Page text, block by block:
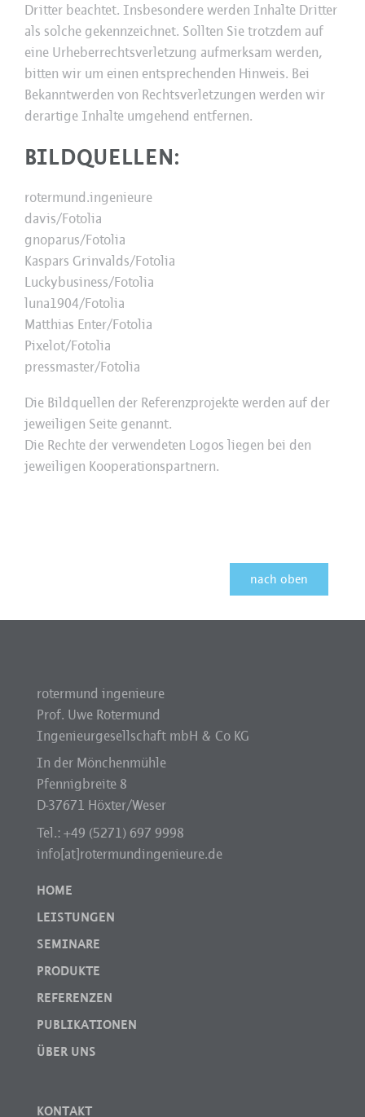
Dritter beachtet. Insbesondere werden Inhalte Dritter
als solche gekennzeichnet. Sollten Sie trotzdem auf
eine Urheberrechtsverletzung aufmerksam werden,
bitten wir um einen entsprechenden Hinweis. Bei
Bekanntwerden von Rechtsverletzungen werden wir
derartige Inhalte umgehend entfernen.
BILDQUELLEN:
rotermund.ingenieure
davis/Fotolia
gnoparus/Fotolia
Kaspars Grinvalds/Fotolia
Luckybusiness/Fotolia
luna1904/Fotolia
Matthias Enter/Fotolia
Pixelot/Fotolia
pressmaster/Fotolia
Die Bildquellen der Referenzprojekte werden auf der
jeweiligen Seite genannt.
Die Rechte der verwendeten Logos liegen bei den
jeweiligen Kooperationspartnern.
nach oben
rotermund ingenieure
Prof. Uwe Rotermund
Ingenieurgesellschaft mbH & Co KG
In der Mönchenmühle
Pfennigbreite 8
D-37671 Höxter/Weser
Tel.: +49 (5271) 697 9998
info[at]rotermundingenieure.de
HOME
LEISTUNGEN
SEMINARE
PRODUKTE
REFERENZEN
PUBLIKATIONEN
ÜBER UNS
KONTAKT